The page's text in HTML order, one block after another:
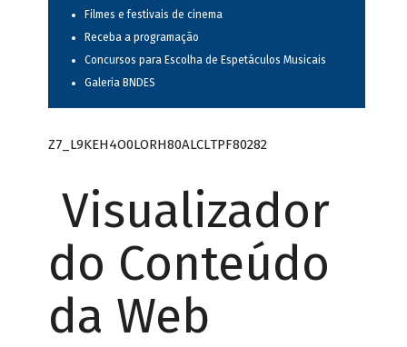
Filmes e festivais de cinema
Receba a programação
Concursos para Escolha de Espetáculos Musicais
Galeria BNDES
Z7_L9KEH4O0LORH80ALCLTPF80282
Visualizador
do Conteúdo
da Web